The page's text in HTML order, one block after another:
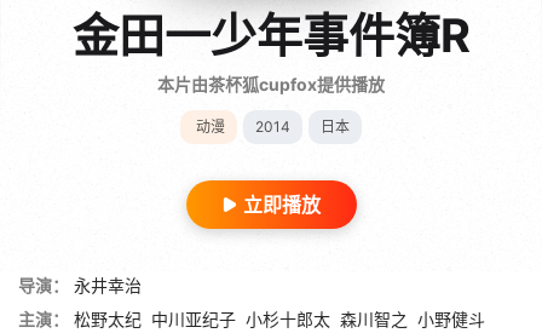
金田一少年事件簿R
本片由茶杯狐cupfox提供播放
动漫 2014 日本
立即播放
导演：
永井幸治
主演：
松野太纪 中川亚纪子 小杉十郎太 森川智之 小野健斗